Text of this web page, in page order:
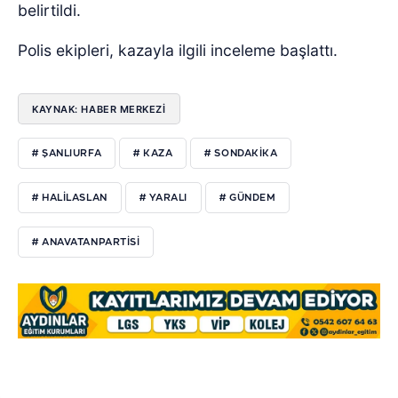
belirtildi.
Polis ekipleri, kazayla ilgili inceleme başlattı.
KAYNAK: HABER MERKEZİ
# ŞANLIURFA # KAZA # SONDAKIKA
# HALILASLAN # YARALI # GÜNDEM
# ANAVATANPARTISI